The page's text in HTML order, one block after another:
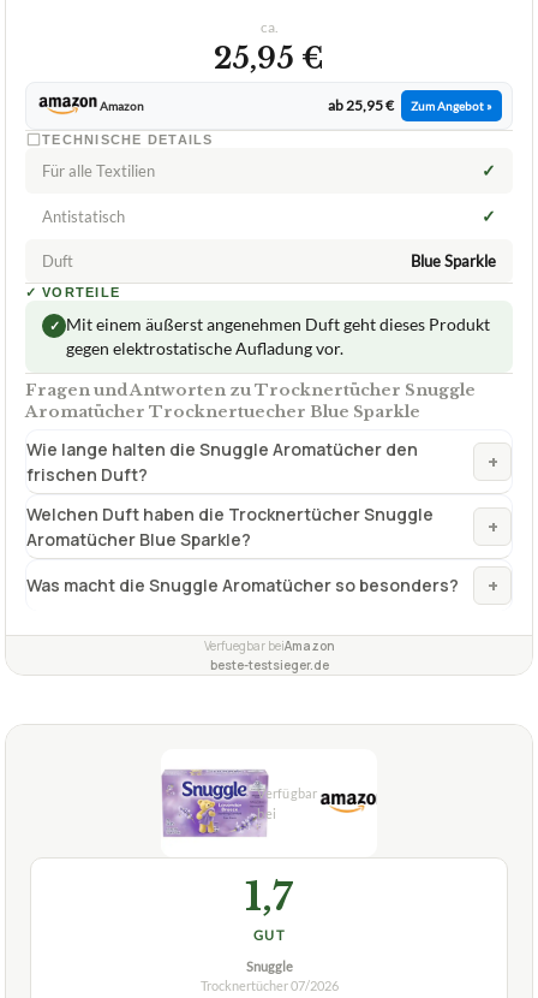
ca.
25,95 €
Amazon ab 25,95 € Zum Angebot »
TECHNISCHE DETAILS
Für alle Textilien ✓
Antistatisch ✓
Duft Blue Sparkle
✓ VORTEILE
✓ Mit einem äußerst angenehmen Duft geht dieses Produkt
gegen elektrostatische Aufladung vor.
Fragen und Antworten zu Trocknertücher Snuggle
Aromatücher Trocknertuecher Blue Sparkle
Wie lange halten die Snuggle Aromatücher den
frischen Duft?
+
Welchen Duft haben die Trocknertücher Snuggle
Aromatücher Blue Sparkle?
+
Was macht die Snuggle Aromatücher so besonders? +
Verfuegbar beiAmazon
beste-testsieger.de
1,7
GUT
Snuggle
Trocknertücher07/2026